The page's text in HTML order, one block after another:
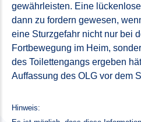
gewährleisten. Eine
dann zu fordern gewesen,
eine Sturzgefahr nicht nur bei
Fortbewegung im Heim,
des Toilettengangs ergeben
Auffassung des OLG vor dem
Hinweis: